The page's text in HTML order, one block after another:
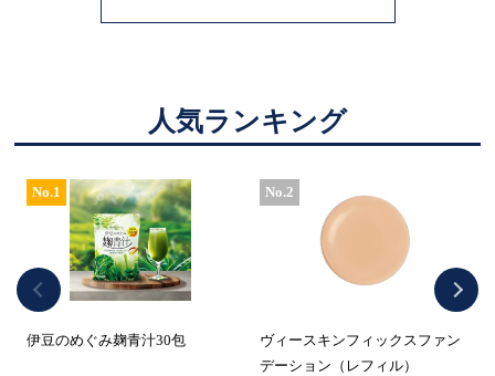
人気ランキング
No.1
伊豆のめぐみ麹青汁30包
No.2
ヴィースキンフィックスファン
デーション（レフィル）